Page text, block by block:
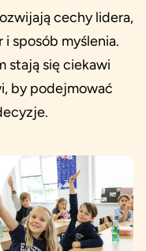
cechy lidera,
sposób myślenia.
stają się ciekawi
by podejmować